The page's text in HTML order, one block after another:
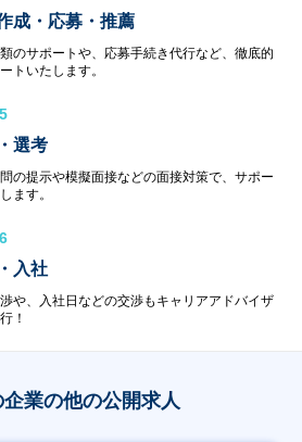
成・応募・推薦
のサポートや、応募手続き代行など、徹底的
トいたします。
選考
の提示や模擬面接などの面接対策で、サポー
ます。
入社
や、入社日などの交渉もキャリアアドバイザ
！
企業の他の公開求人